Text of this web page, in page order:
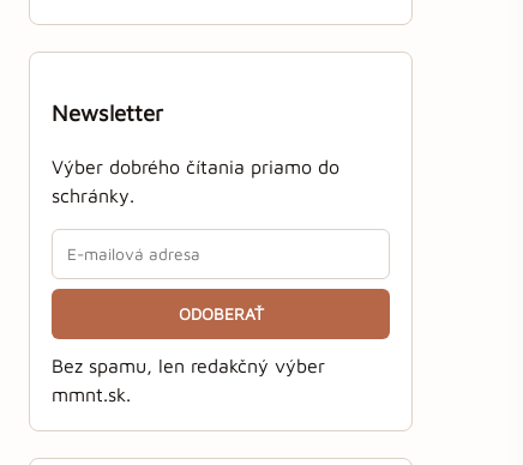
Newsletter
Výber dobrého čítania priamo do
schránky.
ODOBERAŤ
Bez spamu, len redakčný výber
mmnt.sk.